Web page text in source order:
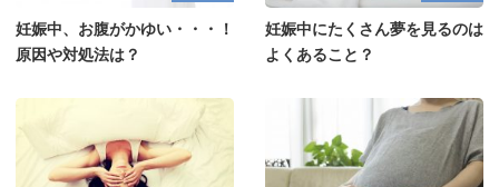
妊娠中、お腹がかゆい・・・！
原因や対処法は？
妊娠中にたくさん夢を見るのは
よくあること？